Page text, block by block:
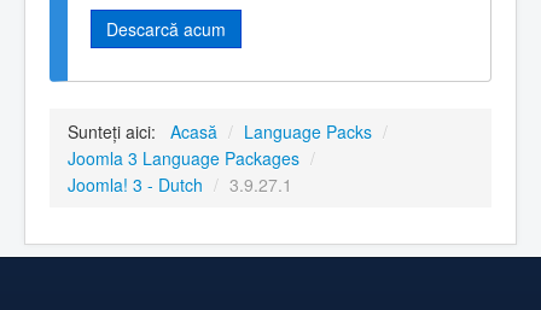
Descarcă acum
Sunteți aici: Acasă / Language Packs /
Joomla 3 Language Packages /
Joomla! 3 - Dutch / 3.9.27.1